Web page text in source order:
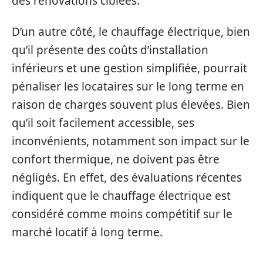
D’un autre côté, le chauffage électrique, bien
qu’il présente des coûts d’installation
inférieurs et une gestion simplifiée, pourrait
pénaliser les locataires sur le long terme en
raison de charges souvent plus élevées. Bien
qu’il soit facilement accessible, ses
inconvénients, notamment son impact sur le
confort thermique, ne doivent pas être
négligés. En effet, des évaluations récentes
indiquent que le chauffage électrique est
considéré comme moins compétitif sur le
marché locatif à long terme.